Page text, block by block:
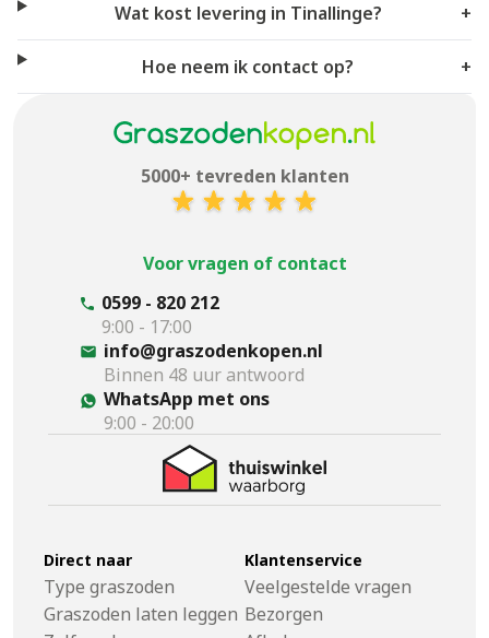
Wat kost levering in Tinallinge? +
Hoe neem ik contact op? +
5000+ tevreden klanten
Voor vragen of contact
0599 - 820 212
9:00 - 17:00
info@graszodenkopen.nl
Binnen 48 uur antwoord
WhatsApp met ons
9:00 - 20:00
Direct naar
Type graszoden
Graszoden laten leggen
Klantenservice
Veelgestelde vragen
Bezorgen